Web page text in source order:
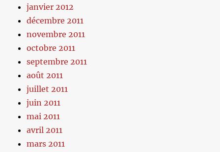
janvier 2012
décembre 2011
novembre 2011
octobre 2011
septembre 2011
août 2011
juillet 2011
juin 2011
mai 2011
avril 2011
mars 2011